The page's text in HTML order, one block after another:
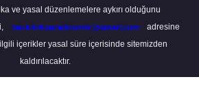
ve yasal düzenlemelere aykırı olduğunu
backlinkpanelicomtr@gmail.com
adresine
içerikler yasal süre içerisinde sitemizden
kaldırılacaktır.